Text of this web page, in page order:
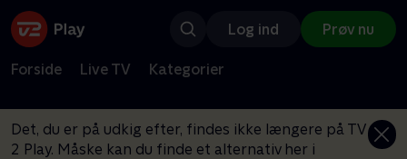
Log ind Prøv nu
Forside Live TV Kategorier
Det, du er på udkig efter, findes ikke længere på TV
2 Play. Måske kan du finde et alternativ her i